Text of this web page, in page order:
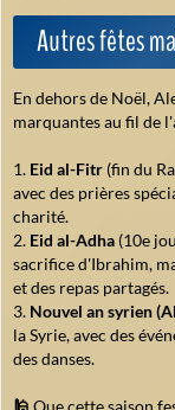
Autres fêtes
En dehors de Noël,
marquantes au fil de
Eid al-Fitr (fin du
avec des prières
charité.
Eid al-Adha (10e
sacrifice d'Ibrahim,
et des repas partagés.
Nouvel an syrien
la Syrie, avec des
des danses.